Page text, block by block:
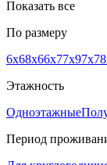
Показать все
По размеру
6х68х66х77х97x7
Этажность
Одноэтажные
Период